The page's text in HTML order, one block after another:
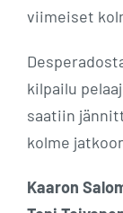
viimeiset
kilpailu
saatiin
kolme
Kaaron